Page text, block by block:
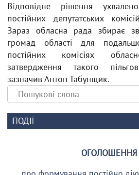
Відповідне рішення
постійних депутатських
Зараз обласна рада збирає
громад області для
постійних комісіях
затвердження такого
зазначив Антон Табунщик.
ПОДІЇ
ОГОЛОШЕННЯ